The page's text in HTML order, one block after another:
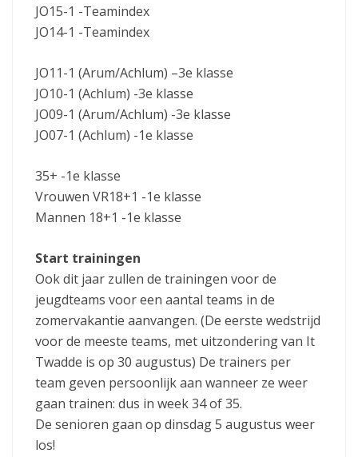
JO15-1 -Teamindex
JO14-1 -Teamindex
JO11-1 (Arum/Achlum) –3e klasse
JO10-1 (Achlum) -3e klasse
JO09-1 (Arum/Achlum) -3e klasse
JO07-1 (Achlum) -1e klasse
35+ -1e klasse
Vrouwen VR18+1 -1e klasse
Mannen 18+1 -1e klasse
Start trainingen
Ook dit jaar zullen de trainingen voor de
jeugdteams voor een aantal teams in de
zomervakantie aanvangen. (De eerste wedstrijd
voor de meeste teams, met uitzondering van It
Twadde is op 30 augustus) De trainers per
team geven persoonlijk aan wanneer ze weer
gaan trainen: dus in week 34 of 35.
De senioren gaan op dinsdag 5 augustus weer
los!